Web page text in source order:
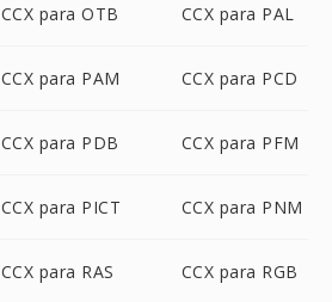
CCX para OTB CCX para PAL
CCX para PAM CCX para PCD
CCX para PDB CCX para PFM
CCX para PICT CCX para PNM
CCX para RAS CCX para RGB